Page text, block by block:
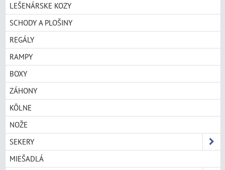
LEŠENÁRSKE KOZY
SCHODY A PLOŠINY
REGÁLY
RAMPY
BOXY
ZÁHONY
KÔLNE
NOŽE
SEKERY
MIEŠADLÁ